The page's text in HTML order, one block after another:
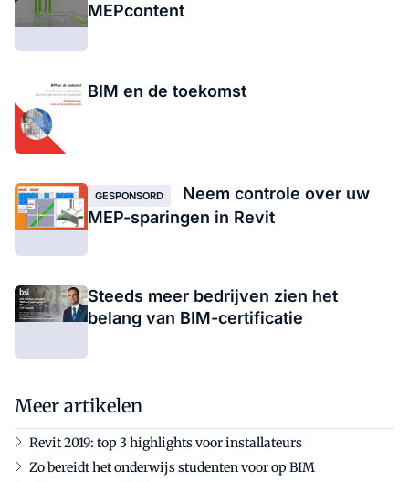
MEPcontent
BIM en de toekomst
GESPONSORD
Neem controle over uw
MEP-sparingen in Revit
Steeds meer bedrijven zien het
belang van BIM-certificatie
Meer artikelen
Revit 2019: top 3 highlights voor installateurs
Zo bereidt het onderwijs studenten voor op BIM